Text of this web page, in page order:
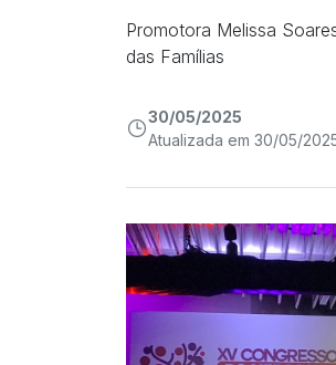
Promotora Melissa
das Famílias
30/05/2025
Atualizada em 30/05/